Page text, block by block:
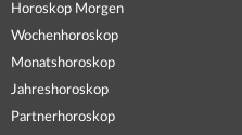
Horoskop Morgen
Wochenhoroskop
Monatshoroskop
Jahreshoroskop
Partnerhoroskop